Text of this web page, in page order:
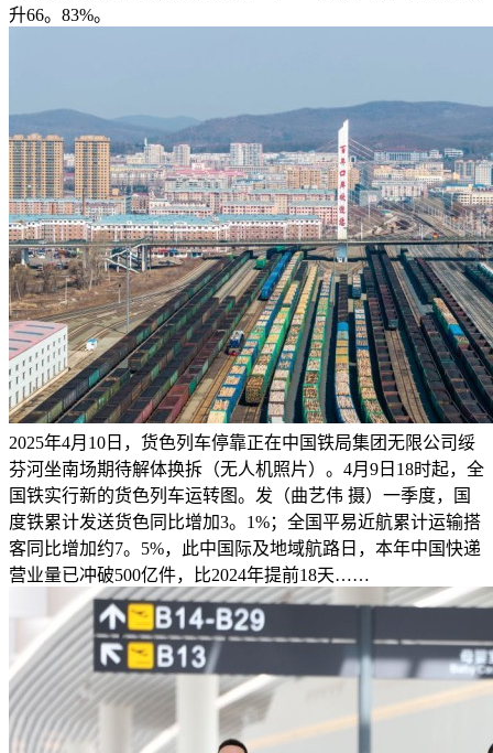
升66。83%。
2025年4月10日，货色列车停靠正在中国铁局集团无限公司绥
芬河坐南场期待解体换拆（无人机照片）。4月9日18时起，全
国铁实行新的货色列车运转图。发（曲艺伟 摄）一季度，国
度铁累计发送货色同比增加3。1%；全国平易近航累计运输搭
客同比增加约7。5%，此中国际及地域航路日，本年中国快递
营业量已冲破500亿件，比2024年提前18天……